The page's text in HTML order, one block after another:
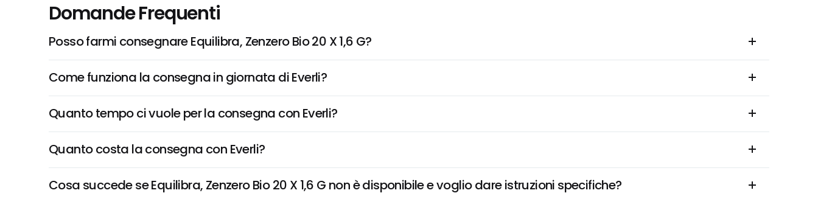
Domande Frequenti
Posso farmi consegnare Equilibra, Zenzero Bio 20 X 1,6 G?
Come funziona la consegna in giornata di Everli?
Quanto tempo ci vuole per la consegna con Everli?
Quanto costa la consegna con Everli?
Cosa succede se Equilibra, Zenzero Bio 20 X 1,6 G non è disponibile e voglio dare istruzioni specifiche?